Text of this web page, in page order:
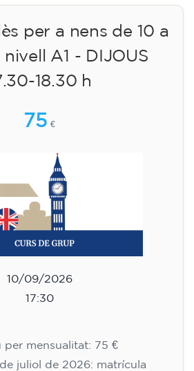
per a nens de 10 a
nivell A1 - DIJOUS
18.30 h
75 €
10/09/2026
17:30
per mensualitat: 75 €
juliol de 2026: matrícula